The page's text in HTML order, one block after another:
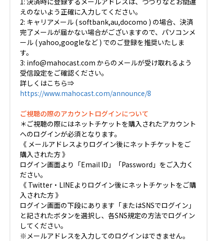
えのないよう正確に入力してください。
2: キャリアメール ( softbank,au,docomo ) の場合、決済
完了メールが届かない場合がございますので、パソコンメ
ール ( yahoo,googleなど ) でのご登録を推奨いたしま
す。
3: info@mahocast.com からのメールが受け取れるよう
受信設定をご確認ください。
詳しくはこちら⇒
https://www.mahocast.com/announce/8
ご視聴の際のアカウントログインについて
＊ご視聴の際にはネットチケットを購入されたアカウント
へのログインが必須となります。
《 メールアドレスよりログイン後にネットチケットをご
購入された方 》
ログイン画面より「Email ID」「Password」をご入力く
ださい。
《 Twitter・LINEよりログイン後にネットチケットをご購
入された方 》
ログイン画面の下段にあります「またはSNSでログイン」
と記されたボタンを選択し、各SNS規定の方法でログイン
してください。
※メールアドレスを入力してのログインはできません。